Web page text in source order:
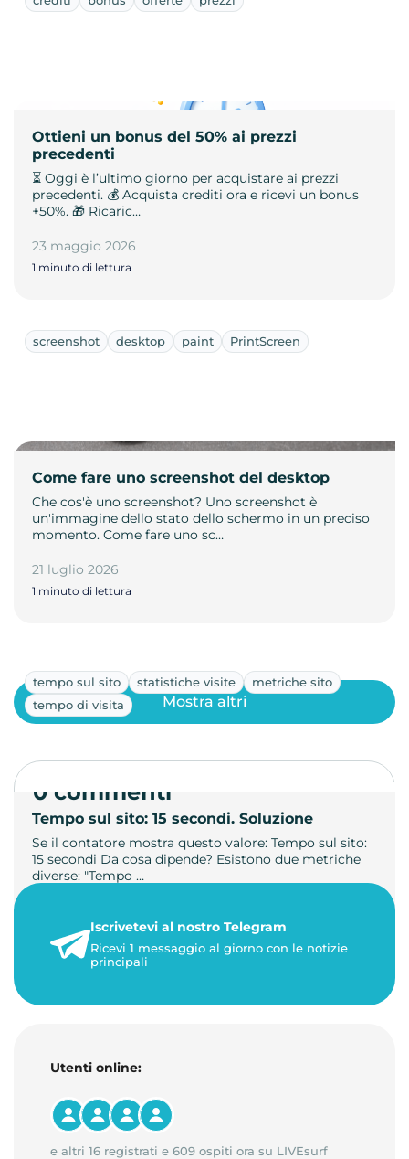
Ottieni un bonus del 50% ai prezzi
precedenti
⏳ Oggi è l’ultimo giorno per acquistare ai prezzi
precedenti. 💰 Acquista crediti ora e ricevi un bonus
+50%. 🎁 Ricaric…
23 maggio 2026
1 minuto di lettura
screenshot desktop paint PrintScreen
Come fare uno screenshot del desktop
Che cos'è uno screenshot? Uno screenshot è
un'immagine dello stato dello schermo in un preciso
momento. Come fare uno sc…
21 luglio 2026
1 minuto di lettura
tempo sul sito statistiche visite
metriche sito
tempo di visita
Tempo sul sito: 15 secondi. Soluzione
Se il contatore mostra questo valore: Tempo sul sito:
15 secondi Da cosa dipende? Esistono due metriche
diverse: "Tempo …
3 minuti di lettura
Mostra altri
0 commenti
Iscrivetevi al nostro Telegram
Ricevi 1 messaggio al giorno con le notizie
principali
Utenti online:
e altri 16 registrati e 609 ospiti ora su LIVEsurf